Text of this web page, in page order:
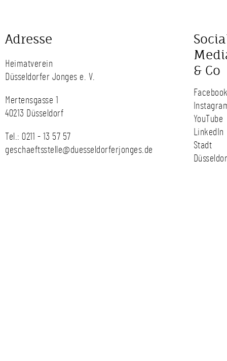
Adresse
Heimatverein
Düsseldorfer Jonges e. V.
Mertensgasse 1
40213 Düsseldorf
Tel.: 0211 - 13 57 57
geschaeftsstelle@duesseldorferjonges.de
& Co
YouTube
LinkedIn
Stadt